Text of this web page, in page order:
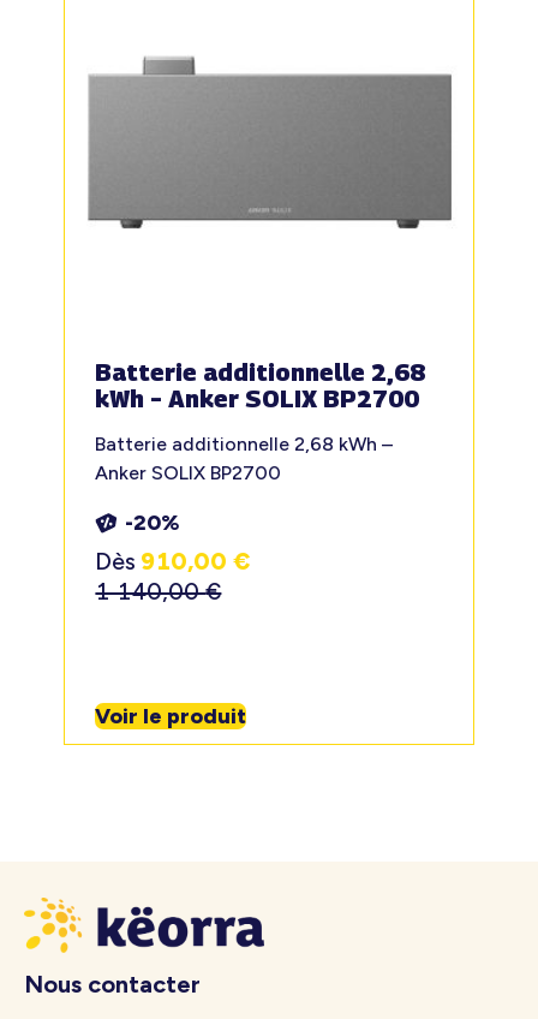
Batterie additionnelle 2,68
kWh – Anker SOLIX BP2700
Batterie additionnelle 2,68 kWh –
Anker SOLIX BP2700
-20%
Dès 910,00€
1 140,00€
Voir le produit
Nous contacter